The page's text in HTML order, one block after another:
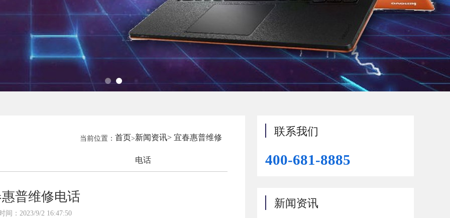
当前位置：首页>新闻资讯> 宜春惠普维修
电话
普维修电话
间：2023/9/2 16:47:50
联系我们
400-681-8885
新闻资讯